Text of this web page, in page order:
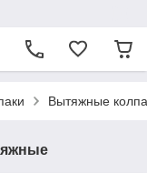
Вытяжные